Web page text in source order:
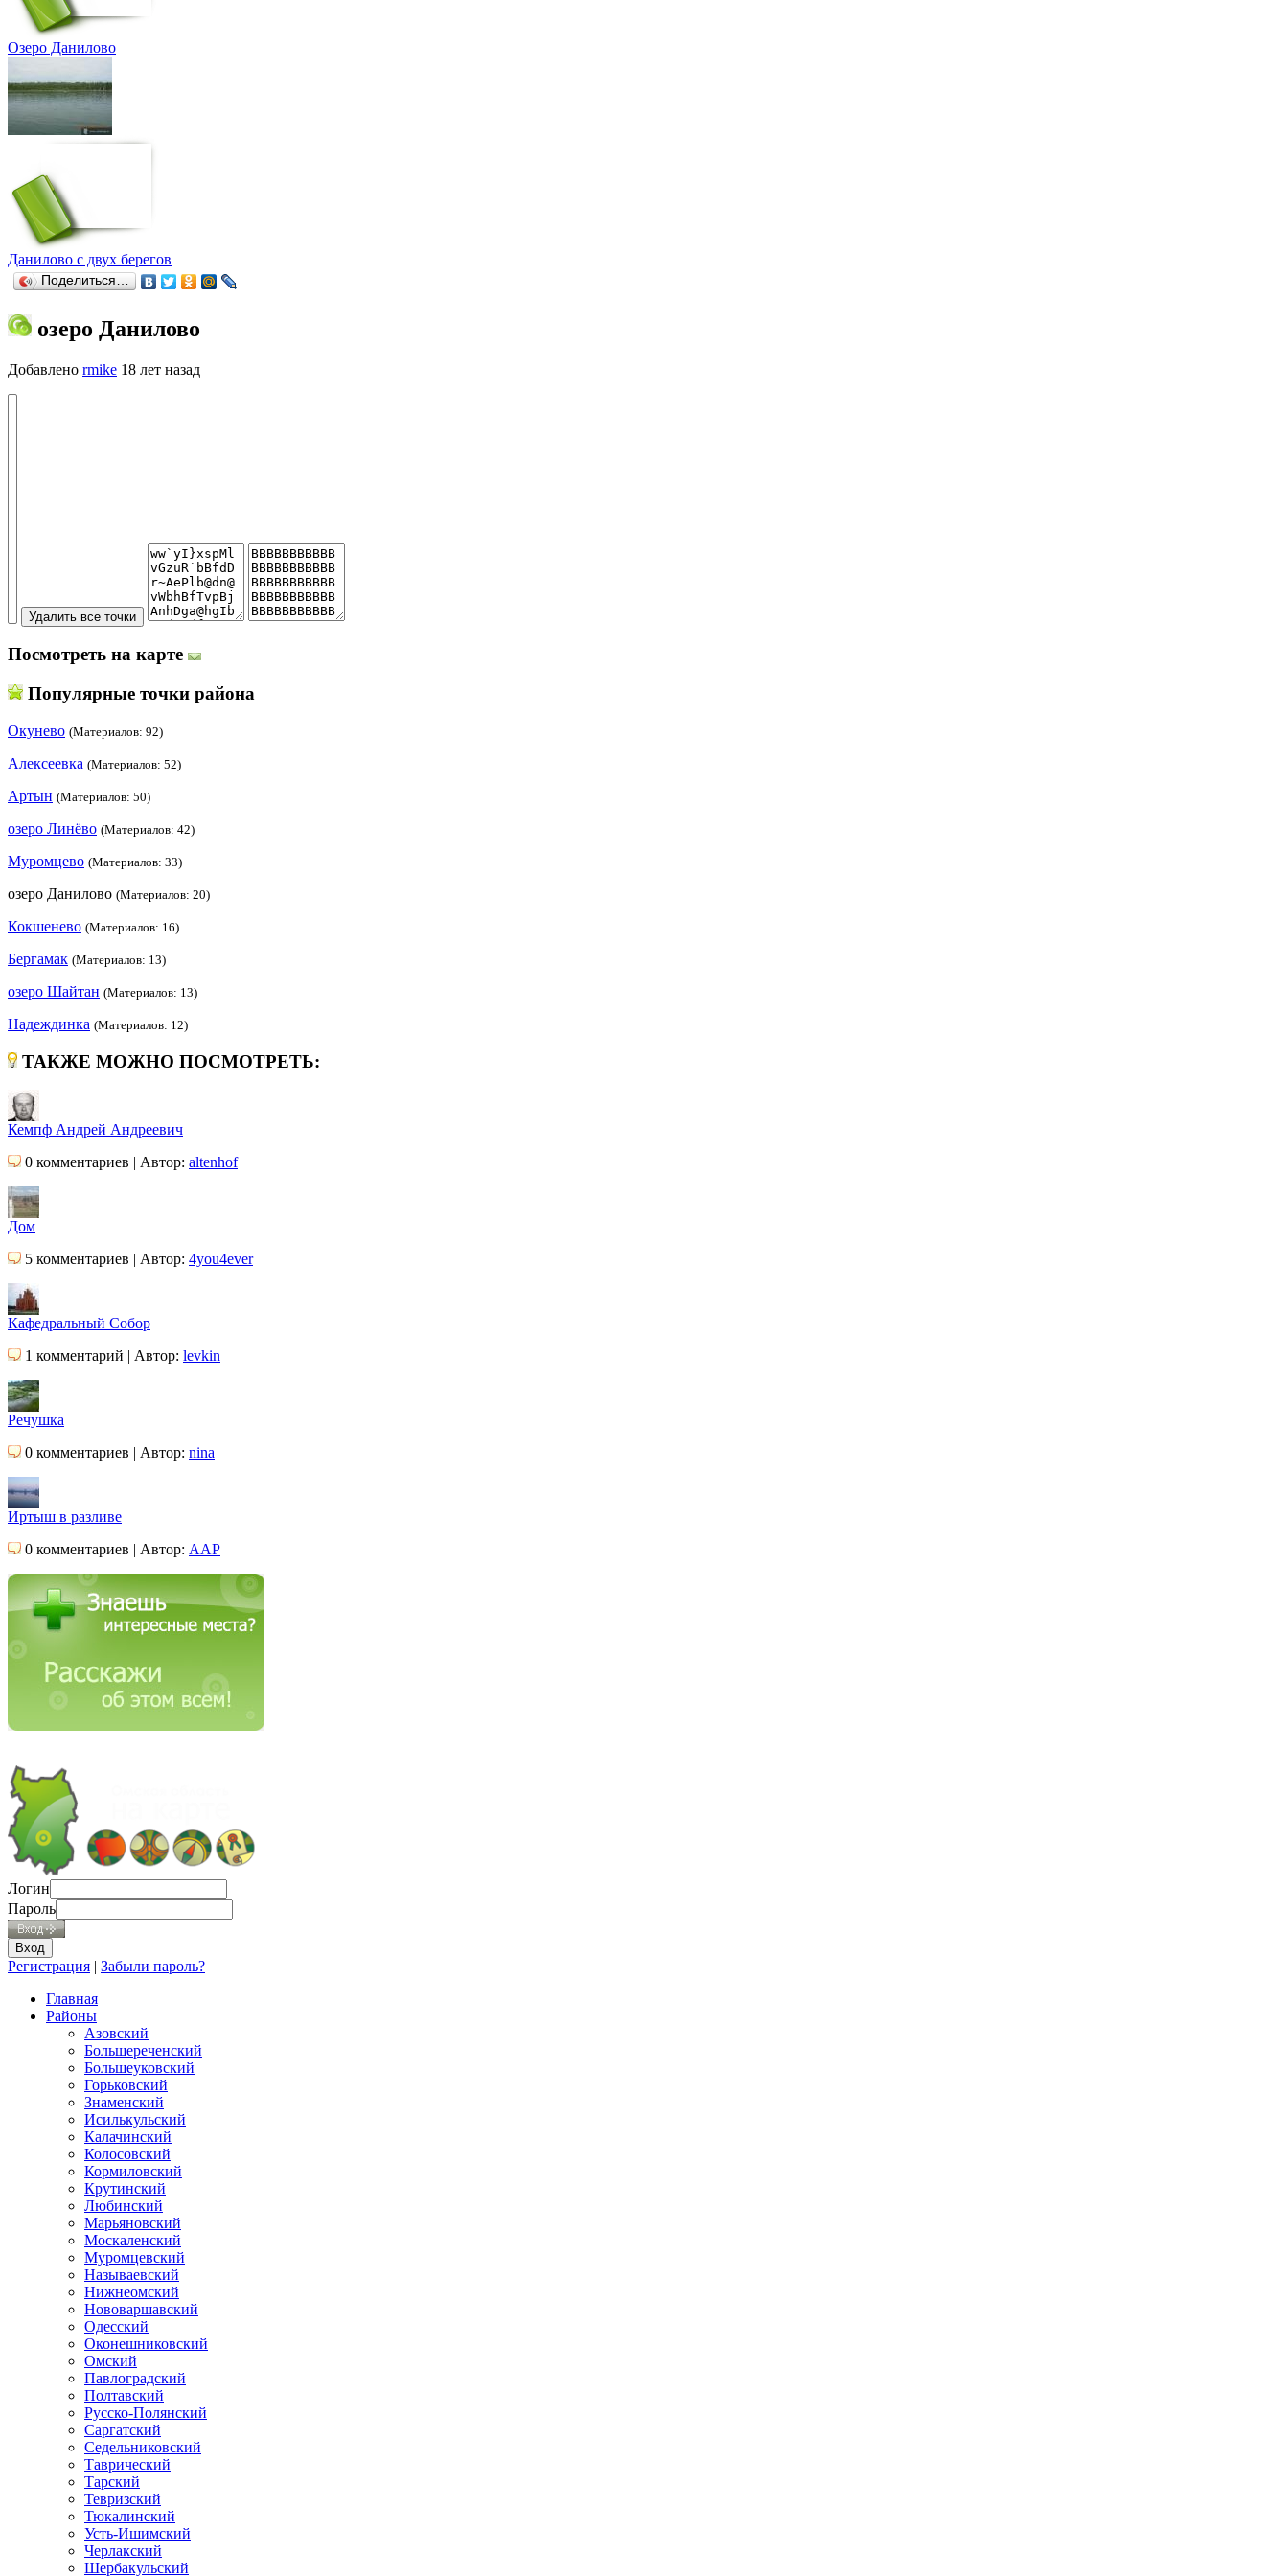
Озеро Данилово
Данилово с двух берегов
Поделиться…
озеро Данилово
Добавлено rmike 18 лет назад
Посмотреть на карте
Популярные точки района
Окунево (Материалов: 92)
Алексеевка (Материалов: 52)
Артын (Материалов: 50)
озеро Линёво (Материалов: 42)
Муромцево (Материалов: 33)
озеро Данилово (Материалов: 20)
Кокшенево (Материалов: 16)
Бергамак (Материалов: 13)
озеро Шайтан (Материалов: 13)
Надеждинка (Материалов: 12)
ТАКЖЕ МОЖНО ПОСМОТРЕТЬ:
Кемпф Андрей Андреевич
0 комментариев | Автор: altenhof
Дом
5 комментариев | Автор: 4you4ever
Кафедральный Собор
1 комментарий | Автор: levkin
Речушка
0 комментариев | Автор: nina
Иртыш в разливе
0 комментариев | Автор: AAP
Логин
Пароль
Регистрация | Забыли пароль?
Главная
Районы
Азовский
Большереченский
Большеуковский
Горьковский
Знаменский
Исилькульский
Калачинский
Колосовский
Кормиловский
Крутинский
Любинский
Марьяновский
Москаленский
Муромцевский
Называевский
Нижнеомский
Нововаршавский
Одесский
Оконешниковский
Омский
Павлоградский
Полтавский
Русско-Полянский
Саргатский
Седельниковский
Таврический
Тарский
Тевризский
Тюкалинский
Усть-Ишимский
Черлакский
Шербакульский